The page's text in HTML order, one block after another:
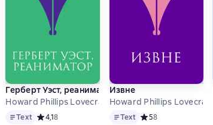
основе 3 оценок
Герберт Уэст, реаниматор
Howard Phillips Lovecraft
TextText Средний рейтинг 4,1 на основе 8 оценок
4,18
Извне
Howard Phillips Lovecraft
TextText Средний рейтинг 5
58